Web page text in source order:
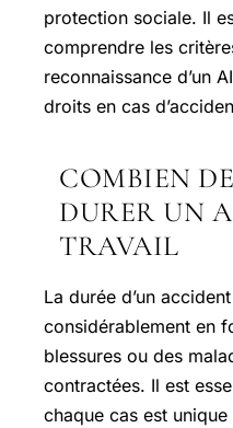
protection sociale. Il
comprendre les
reconnaissance d’un
droits en cas
COMBIEN
DURER UN
TRAVAIL
La durée d’un
considérablement en
blessures ou des
contractées. Il est
chaque cas est